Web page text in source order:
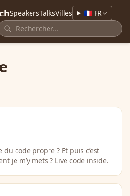
SpeakersTalksVilles 🇫🇷 FR
code propre ? Et puis c’est
je m’y mets ? Live code inside.